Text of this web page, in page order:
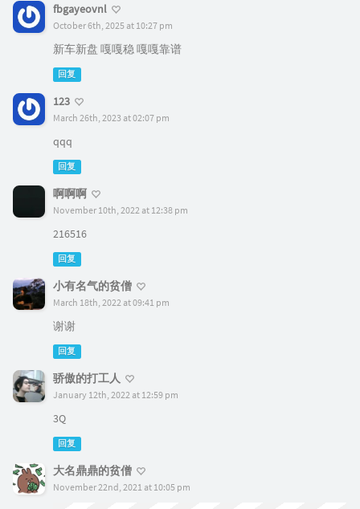
fbgayeovnl
October 6th, 2025 at 10:27 pm
新车新盘 嘎嘎稳 嘎嘎靠谱
回复
123
March 26th, 2023 at 02:07 pm
qqq
回复
啊啊啊
November 10th, 2022 at 12:38 pm
216516
回复
小有名气的贫僧
March 18th, 2022 at 09:41 pm
谢谢
回复
骄傲的打工人
January 12th, 2022 at 12:59 pm
3Q
回复
大名鼎鼎的贫僧
November 22nd, 2021 at 10:05 pm